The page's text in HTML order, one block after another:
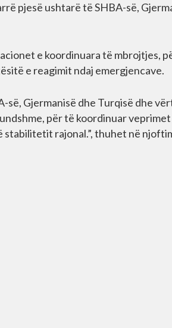
pjesë ushtarë të SHBA-së,
e koordinuara të mbrojtjes,
e reagimit ndaj emergjencave.
së, Gjermanisë dhe Turqisë dhe
për të koordinuar
rajonal.”, thuhet në